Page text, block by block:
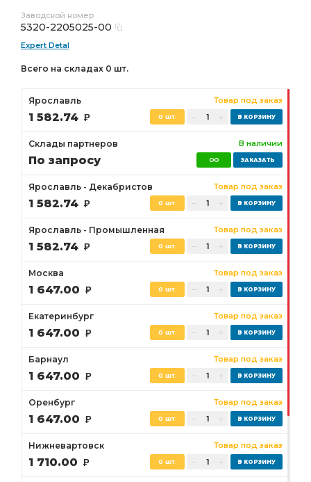
Заводской номер
5320-2205025-00
Expert Detal
Всего на складах 0 шт.
Ярославль Товар под заказ
1 582.74 Р 0 шт.
Склады партнеров В наличии
По запросу
Ярославль - Декабристов Товар под заказ
1 582.74 Р 0 шт.
Ярославль - Промышленная Товар под заказ
1 582.74 Р 0 шт.
Москва Товар под заказ
1 647.00 Р 0 шт.
Екатеринбург Товар под заказ
1 647.00 Р 0 шт.
Барнаул Товар под заказ
1 647.00 Р 0 шт.
Оренбург Товар под заказ
1 647.00 Р 0 шт.
Нижневартовск Товар под заказ
1 710.00 Р 0 шт.